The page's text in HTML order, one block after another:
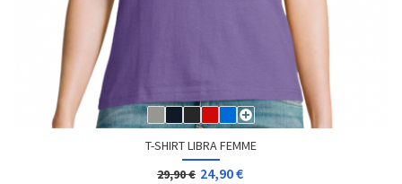
T-SHIRT LIBRA FEMME
29,90 € 24,90 €